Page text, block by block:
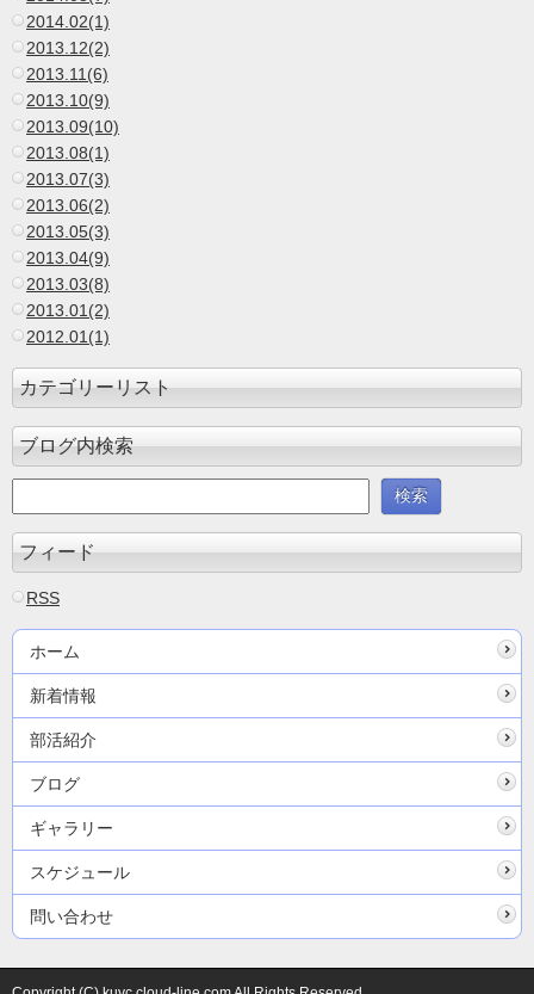
2014.02(1)
2013.12(2)
2013.11(6)
2013.10(9)
2013.09(10)
2013.08(1)
2013.07(3)
2013.06(2)
2013.05(3)
2013.04(9)
2013.03(8)
2013.01(2)
2012.01(1)
カテゴリーリスト
ブログ内検索
フィード
RSS
ホーム
新着情報
部活紹介
ブログ
ギャラリー
スケジュール
問い合わせ